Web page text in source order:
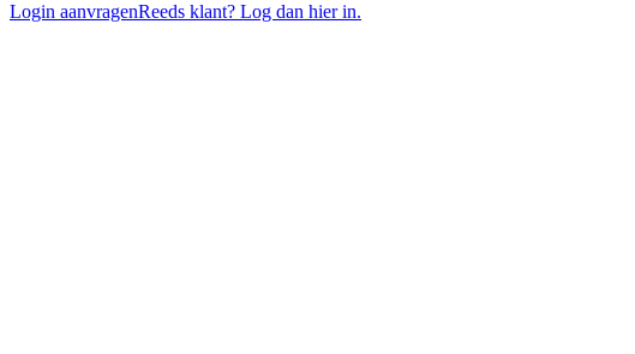
Login aanvragenReeds klant? Log dan hier in.